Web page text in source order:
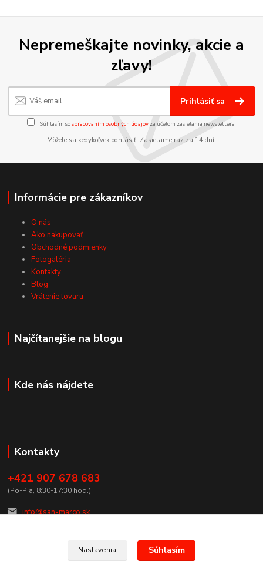
Nepremeškajte novinky, akcie a
zľavy!
Prihlásiť sa
Súhlasím sospracovaním osobných údajov za účelom zasielania newslettera.
Môžete sa kedykoľvek odhlásiť. Zasielame raz za 14 dní.
Informácie pre zákazníkov
O nás
Ako nakupovať
Obchodné podmienky
Fotogaléria
Kontakty
Blog
Vrátenie tovaru
Najčítanejšie na blogu
Kde nás nájdete
Kontakty
+421 907 678 683
(Po-Pia, 8:30-17:30 hod.)
info@san-marco.sk
Nastavenia Súhlasím